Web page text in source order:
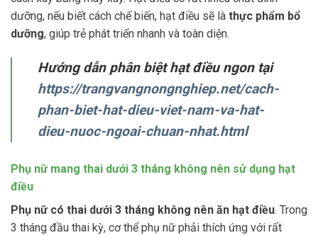
dưỡng, nếu biết cách chế biến, hạt điều sẽ là thực phẩm bổ
dưỡng, giúp trẻ phát triển nhanh và toàn diện.
Hướng dẫn phân biệt hạt điều ngon tại
https://trangvangnongnghiep.net/cach-
phan-biet-hat-dieu-viet-nam-va-hat-
dieu-nuoc-ngoai-chuan-nhat.html
Phụ nữ mang thai dưới 3 tháng không nên sử dụng hạt
điều
Phụ nữ có thai dưới 3 tháng không nên ăn hạt điều. Trong
3 tháng đầu thai kỳ, cơ thể phụ nữ phải thích ứng với rất